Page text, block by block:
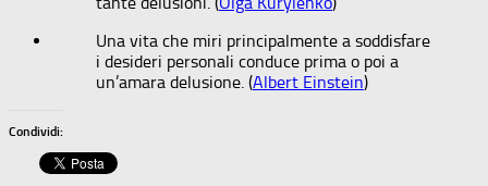
Una vita che miri principalmente a soddisfare
i desideri personali conduce prima o poi a
un’amara delusione. (Albert Einstein)
Condividi: